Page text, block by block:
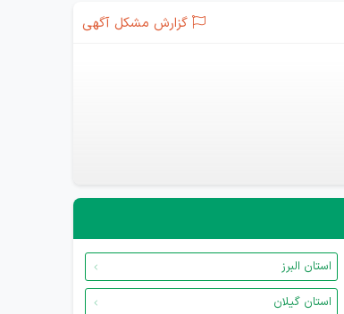
گزارش مشکل آگهی
استان البرز
استان گیلان